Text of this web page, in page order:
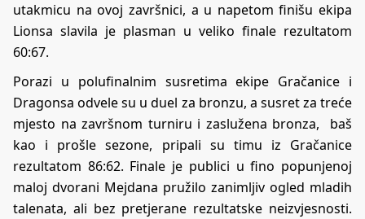
utakmicu na ovoj završnici, a u napetom finišu ekipa
Lionsa slavila je plasman u veliko finale rezultatom
60:67.
Porazi u polufinalnim susretima ekipe Gračanice i
Dragonsa odvele su u duel za bronzu, a susret za treće
mjesto na završnom turniru i zaslužena bronza, baš
kao i prošle sezone, pripali su timu iz Gračanice
rezultatom 86:62. Finale je publici u fino popunjenoj
maloj dvorani Mejdana pružilo zanimljiv ogled mladih
talenata, ali bez pretjerane rezultatske neizvjesnosti.